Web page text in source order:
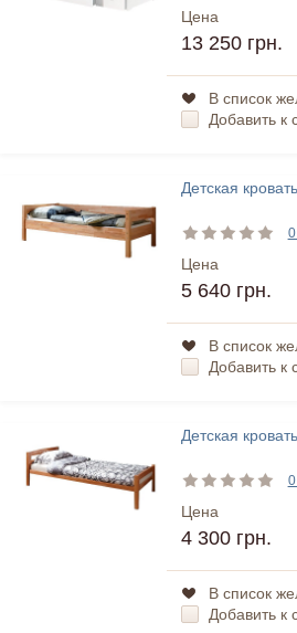
Цена
13 250 грн.
В список
Добавить к
Детская
Цена
5 640 грн.
В список
Добавить к
Детская
Цена
4 300 грн.
В список
Добавить к